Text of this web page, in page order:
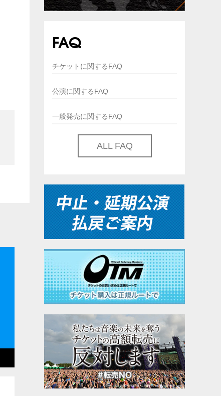
FAQ
チケットに関するFAQ
公演に関するFAQ
一般発売に関するFAQ
ALL FAQ